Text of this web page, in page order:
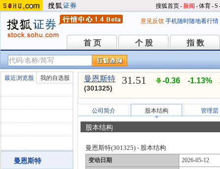
搜狐首页-新闻 -体育-S
意见反馈 手机随时随地看行情
首 页
首 页 个 股
个 股 指 数
指 数
最近浏览股 我的自选股
曼恩斯特
曼恩斯特
(301325)
31.51 -0.36 -1.13%
公司简介 股本结构 管理层
股本结构
曼恩斯特(301325) - 股本结构
变动日期
2026-05-12